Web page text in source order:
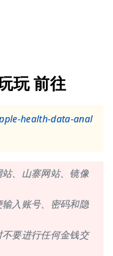
玩 前往
health-data-anal
、山寨网站、镜像
入账号、密码和隐
要进行任何金钱交